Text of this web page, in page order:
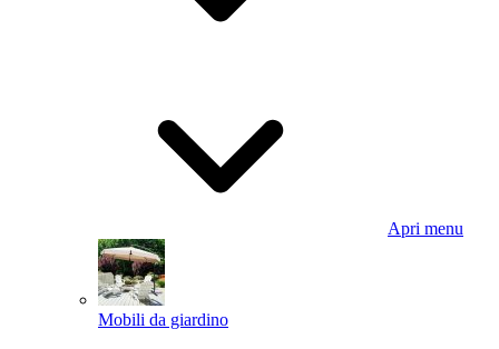
Apri menu
Mobili da giardino